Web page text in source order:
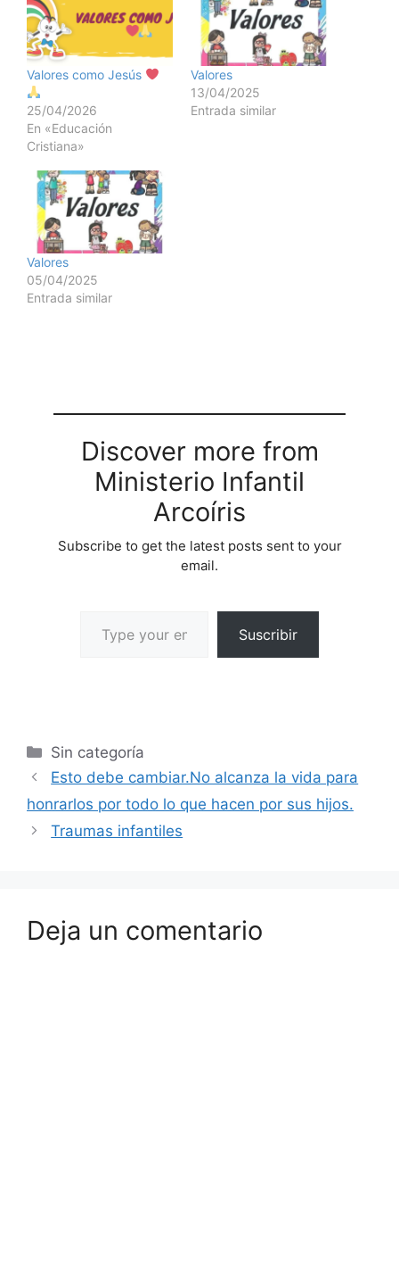
Valores como Jesús
25/04/2026
En «Educación
Cristiana»
Valores
13/04/2025
Entrada similar
Valores
05/04/2025
Entrada similar
Discover more from
Ministerio Infantil
Arcoíris
Subscribe to get the latest posts sent to your
email.
Suscribir
Sin categoría
Esto debe cambiar.No alcanza la vida para
honrarlos por todo lo que hacen por sus hijos.
Traumas infantiles
Deja un comentario